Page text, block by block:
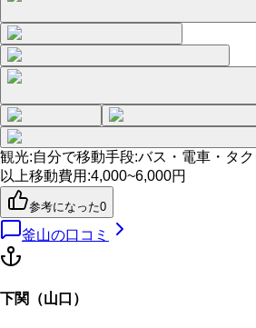
観光:自分で移動手段:バス・電車・タ
以上移動費用 :4,000~6,000円
参考になった0
釜山の口コミ
下関（山口）